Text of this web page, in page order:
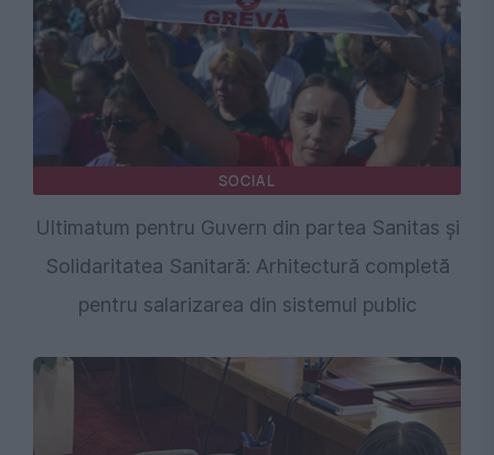
SOCIAL
Ultimatum pentru Guvern din partea Sanitas și
Solidaritatea Sanitară: Arhitectură completă
pentru salarizarea din sistemul public